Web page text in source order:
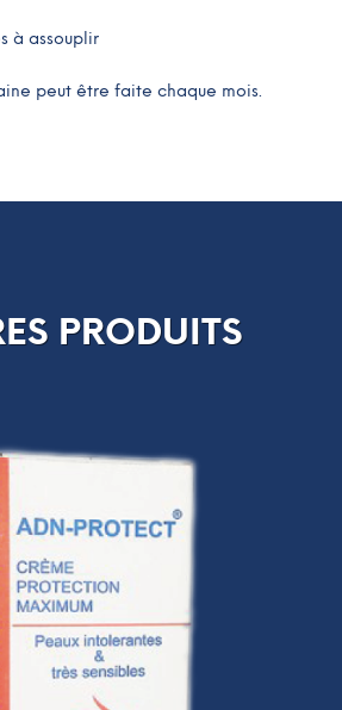
à assouplir
peut être faite chaque mois.
PRODUITS